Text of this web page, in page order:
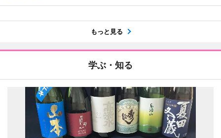
もっと見る
学ぶ・知る